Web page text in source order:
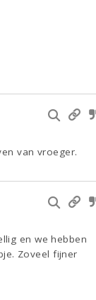
van vroeger.
en we hebben
Zoveel fijner